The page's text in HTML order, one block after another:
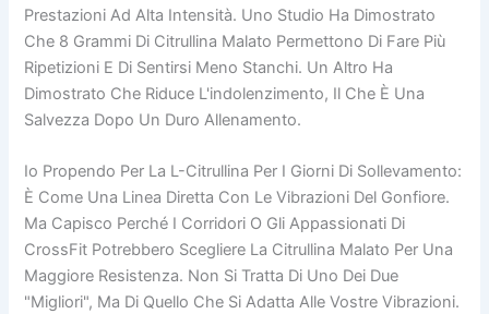
Prestazioni Ad Alta Intensità. Uno Studio Ha Dimostrato
Che 8 Grammi Di Citrullina Malato Permettono Di Fare Più
Ripetizioni E Di Sentirsi Meno Stanchi. Un Altro Ha
Dimostrato Che Riduce L'indolenzimento, Il Che È Una
Salvezza Dopo Un Duro Allenamento.
Io Propendo Per La L-Citrullina Per I Giorni Di Sollevamento:
È Come Una Linea Diretta Con Le Vibrazioni Del Gonfiore.
Ma Capisco Perché I Corridori O Gli Appassionati Di
CrossFit Potrebbero Scegliere La Citrullina Malato Per Una
Maggiore Resistenza. Non Si Tratta Di Uno Dei Due
"migliori", Ma Di Quello Che Si Adatta Alle Vostre Vibrazioni.